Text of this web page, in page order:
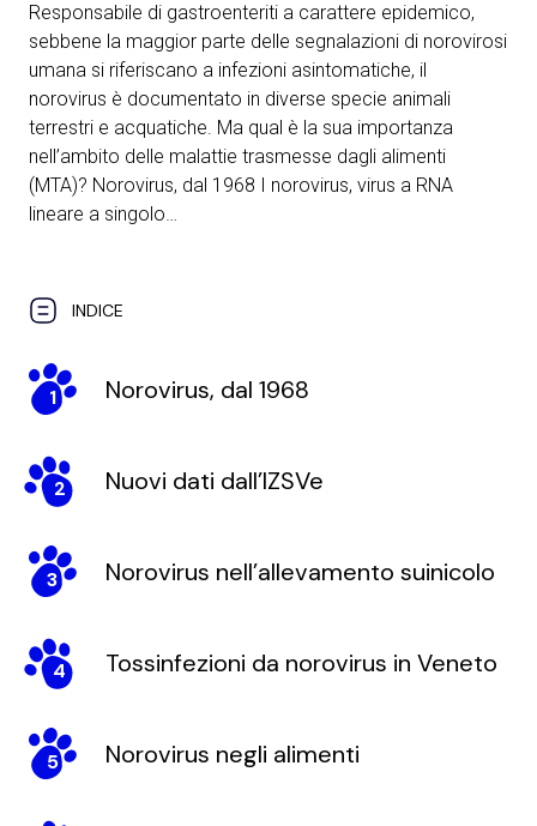
Responsabile di gastroenteriti a carattere epidemico,
sebbene la maggior parte delle segnalazioni di norovirosi
umana si riferiscano a infezioni asintomatiche, il
norovirus è documentato in diverse specie animali
terrestri e acquatiche. Ma qual è la sua importanza
nell’ambito delle malattie trasmesse dagli alimenti
(MTA)? Norovirus, dal 1968 I norovirus, virus a RNA
lineare a singolo…
INDICE
1 Norovirus, dal 1968
2 Nuovi dati dall’IZSVe
3 Norovirus nell’allevamento suinicolo
4 Tossinfezioni da norovirus in Veneto
5 Norovirus negli alimenti